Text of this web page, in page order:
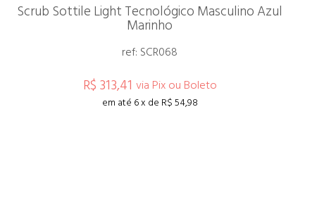
Scrub Sottile Light Tecnológico Masculino Azul
Marinho
ref: SCR068
R$ 313,41 via Pix ou Boleto
em até 6 x de R$ 54,98